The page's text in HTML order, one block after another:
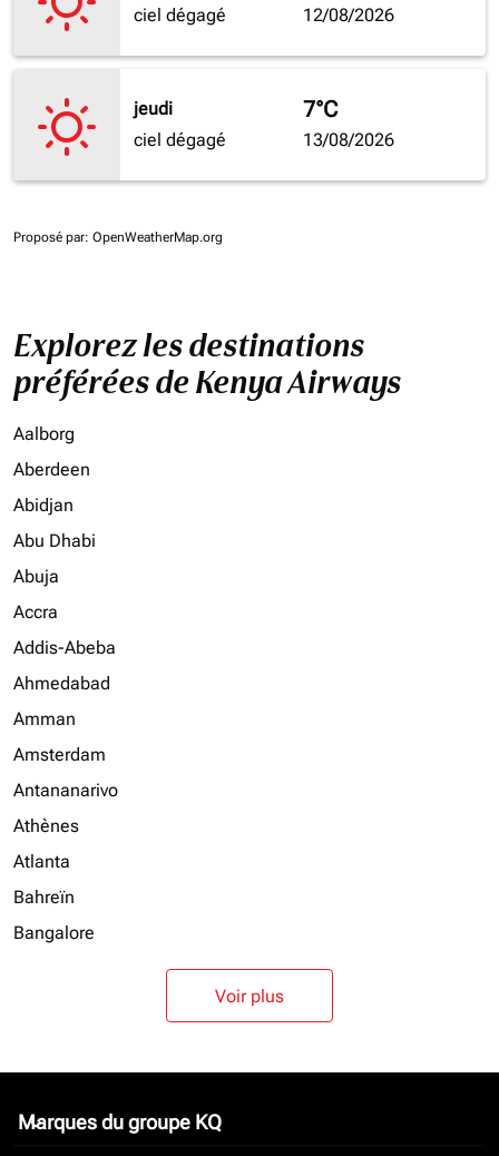
ciel dégagé
12/08/2026
jeudi
ciel dégagé
7°C
13/08/2026
Proposé par: OpenWeatherMap.org
Explorez les destinations
préférées de Kenya Airways
Aalborg
Aberdeen
Abidjan
Abu Dhabi
Abuja
Accra
Addis-Abeba
Ahmedabad
Amman
Amsterdam
Antananarivo
Athènes
Atlanta
Bahreïn
Bangalore
Voir plus
Marques du groupe KQ
keyboard_arrow_down